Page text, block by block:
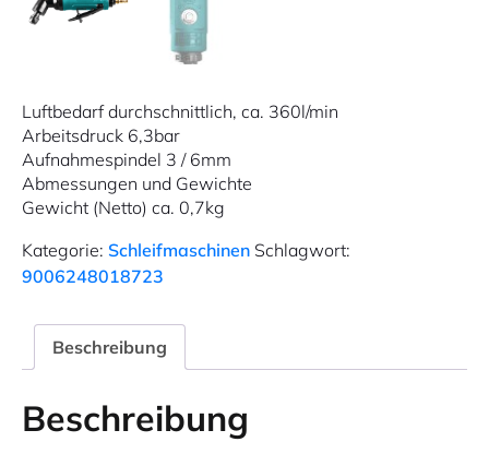
Luftbedarf durchschnittlich, ca. 360l/min
Arbeitsdruck 6,3bar
Aufnahmespindel 3 / 6mm
Abmessungen und Gewichte
Gewicht (Netto) ca. 0,7kg
Kategorie: Schleifmaschinen Schlagwort:
9006248018723
Beschreibung
Beschreibung